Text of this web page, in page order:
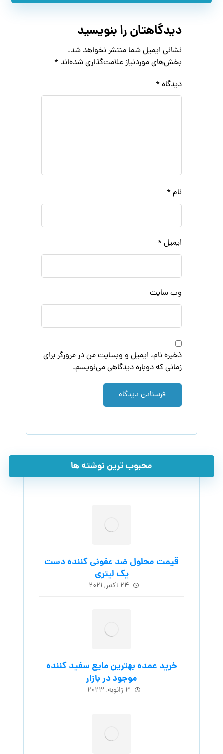
دیدگاهتان را بنویسید
نشانی ایمیل شما منتشر نخواهد شد.
بخش‌های موردنیاز علامت‌گذاری شده‌اند *
دیدگاه *
نام *
ایمیل *
وب‌ سایت
ذخیره نام، ایمیل و وبسایت من در مرورگر برای
زمانی که دوباره دیدگاهی می‌نویسم.
فرستادن دیدگاه
محبوب ترین نوشته ها
قیمت محلول ضد عفونی کننده دست
یک لیتری
۲۴ اکتبر, ۲۰۲۱
خرید عمده بهترین مایع سفید کننده
موجود در بازار
۳ ژانویه, ۲۰۲۳